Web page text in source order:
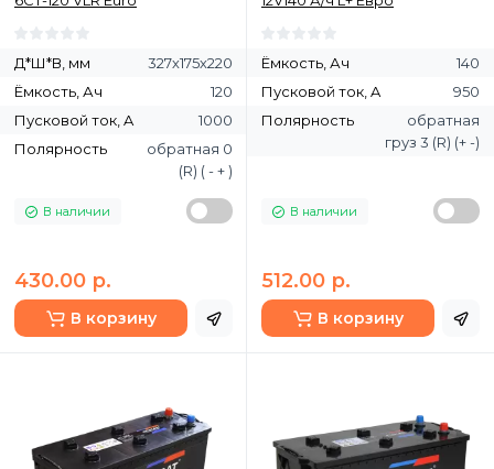
Д*Ш*В, мм
327х175х220
Ёмкость, Ач
120
Пусковой ток, A
1000
Полярность
обратная 0
(R) ( - + )
В наличии
430.00 р.
В корзину
Ёмкость, Ач
140
Пусковой ток, A
950
Полярность
обратная
груз 3 (R) (+ -)
В наличии
512.00 р.
В корзину